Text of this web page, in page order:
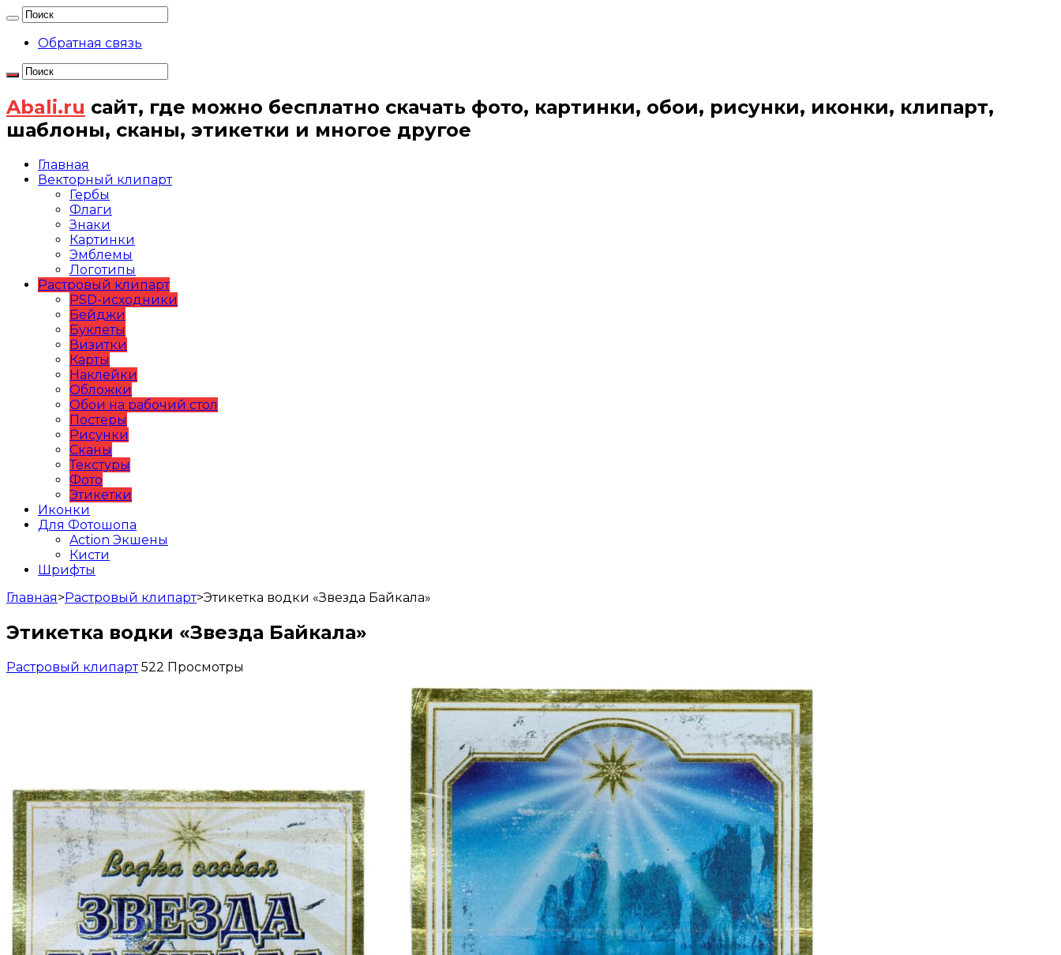
Обратная связь
Abali.ru сайт, где можно бесплатно скачать фото, картинки, обои, рисунки, иконки, клипарт,
шаблоны, сканы, этикетки и многое другое
Главная
Векторный клипарт
Гербы
Флаги
Знаки
Картинки
Эмблемы
Логотипы
Растровый клипарт
PSD-исходники
Бейджи
Буклеты
Визитки
Карты
Наклейки
Обложки
Обои на рабочий стол
Постеры
Рисунки
Сканы
Текстуры
Фото
Этикетки
Иконки
Для Фотошопа
Action Экшены
Кисти
Шрифты
Главная>Растровый клипарт>Этикетка водки «Звезда Байкала»
Этикетка водки «Звезда Байкала»
Растровый клипарт 522 Просмотры